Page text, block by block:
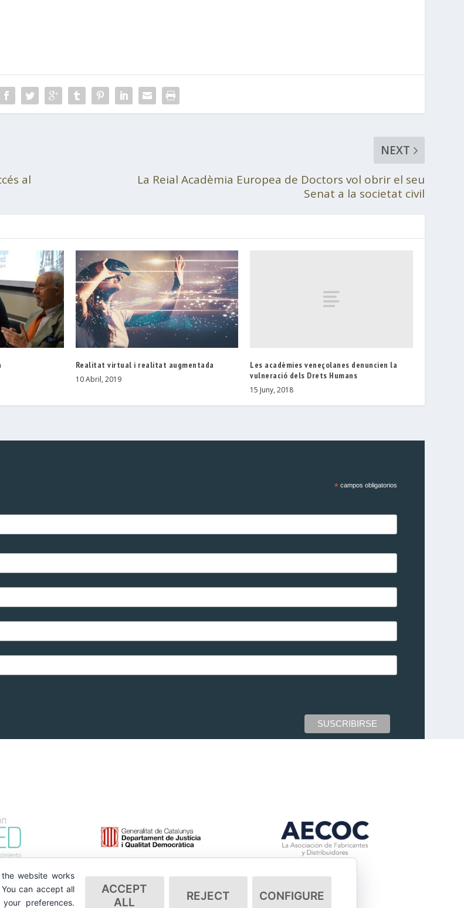
al
NEXT
La Reial Acadèmia Europea de Doctors vol obrir el seu
Senat a la societat civil
Realitat virtual i realitat augmentada
10 Abril, 2019
Les acadèmies veneçolanes denuncien la
vulneració dels Drets Humans
15 Juny, 2018
*campos obligatorios
website works
can accept all
preferences.
ACCEPT
ALL
REJECT CONFIGURE